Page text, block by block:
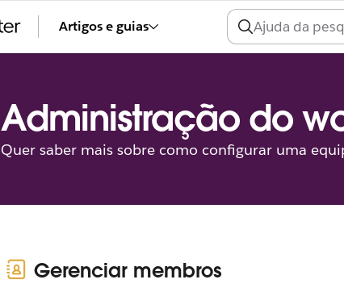
Artigos e guias
Administração do
Quer saber mais sobre como configurar uma
Gerenciar membros